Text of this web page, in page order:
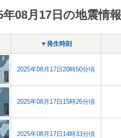
年08月17日の地震情報
▼発生時刻
2025年08月17日20時50分頃
2025年08月17日15時26分頃
2025年08月17日14時33分頃